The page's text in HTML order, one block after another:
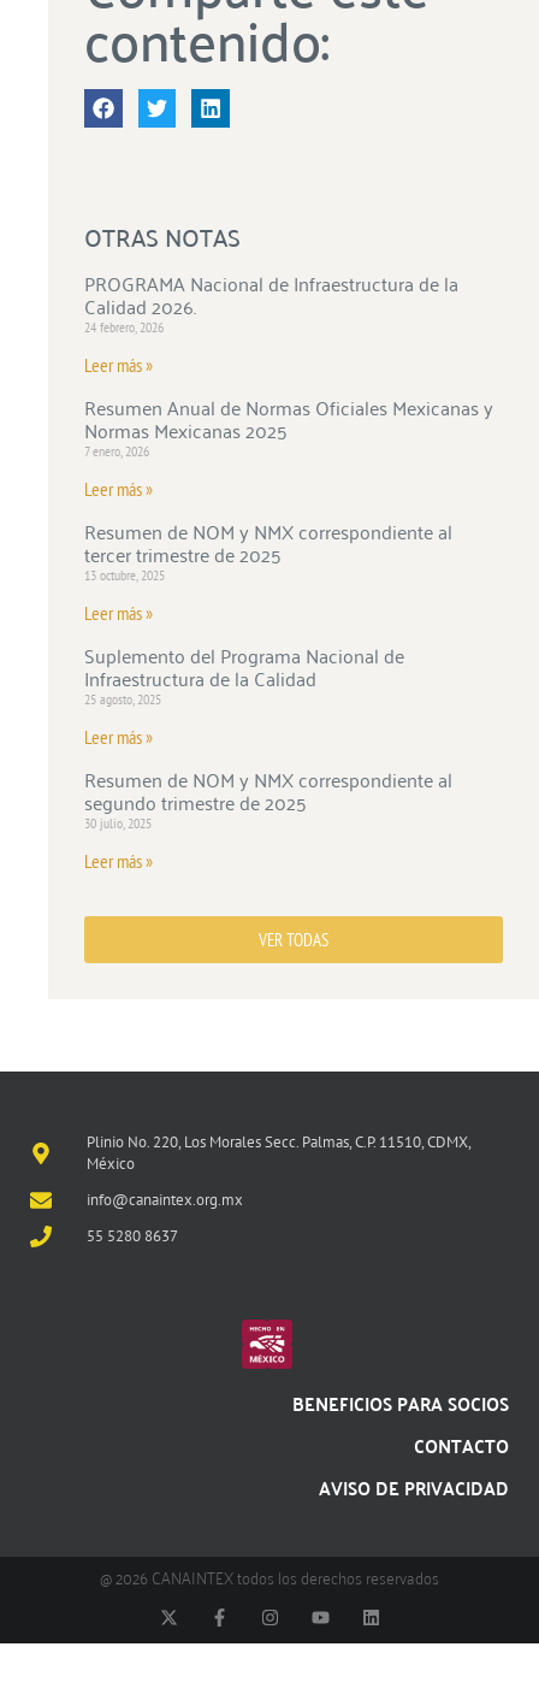
contenido:
OTRAS NOTAS
PROGRAMA Nacional de Infraestructura de la
Calidad 2026.
24 febrero, 2026
Leer más »
Resumen Anual de Normas Oficiales Mexicanas y
Normas Mexicanas 2025
7 enero, 2026
Leer más »
Resumen de NOM y NMX correspondiente al
tercer trimestre de 2025
13 octubre, 2025
Leer más »
Suplemento del Programa Nacional de
Infraestructura de la Calidad
25 agosto, 2025
Leer más »
Resumen de NOM y NMX correspondiente al
segundo trimestre de 2025
30 julio, 2025
Leer más »
VER TODAS
Plinio No. 220, Los Morales Secc. Palmas, C.P. 11510, CDMX,
México
info@canaintex.org.mx
55 5280 8637
BENEFICIOS PARA SOCIOS
CONTACTO
AVISO DE PRIVACIDAD
@ 2026 CANAINTEX todos los derechos reservados